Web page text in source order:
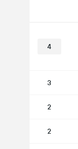
4
3
2
2